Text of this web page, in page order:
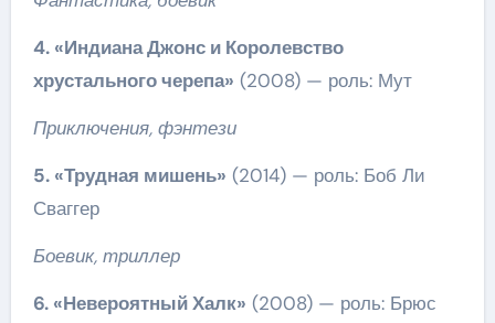
4. «Индиана Джонс и Королевство
хрустального черепа» (2008) — роль: Мут
Приключения, фэнтези
5. «Трудная мишень» (2014) — роль: Боб Ли
Сваггер
Боевик, триллер
6. «Невероятный Халк» (2008) — роль: Брюс